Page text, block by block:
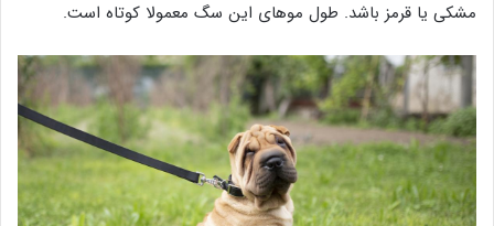
مشکی یا قرمز باشد. طول موهای این سگ معمولا کوتاه است.